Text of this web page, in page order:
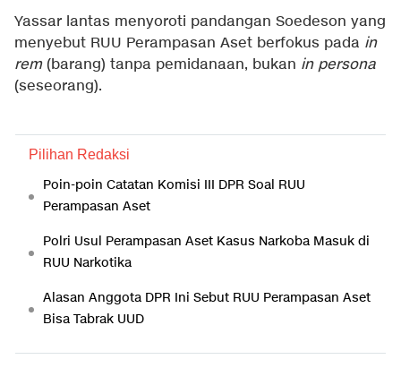
Yassar lantas menyoroti pandangan Soedeson yang
menyebut RUU Perampasan Aset berfokus pada in
rem(barang) tanpa pemidanaan, bukan in persona
(seseorang).
Pilihan Redaksi
Poin-poin Catatan Komisi III DPR Soal RUU
Perampasan Aset
Polri Usul Perampasan Aset Kasus Narkoba Masuk di
RUU Narkotika
Alasan Anggota DPR Ini Sebut RUU Perampasan Aset
Bisa Tabrak UUD